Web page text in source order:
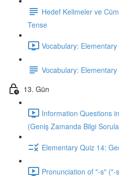
Hedef Kelimeler ve
Tense
Vocabulary:
Vocabulary:
13. Gün
Information Questions
(Geniş Zamanda Bilgi
Elementary Quiz 14:
Pronunciation of "-s" ("-